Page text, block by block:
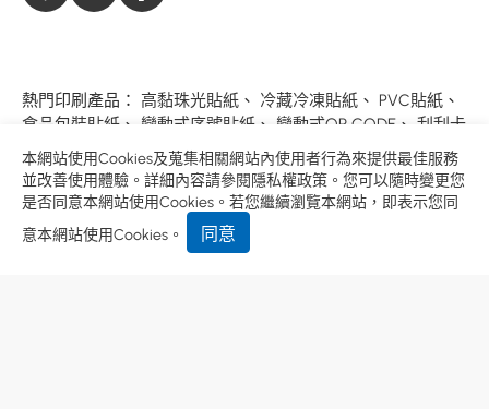
熱門印刷產品： 高黏珠光貼紙 、 冷藏冷凍貼紙 、 PVC貼紙 、
食品包裝貼紙 、 變動式序號貼紙 、 變動式QR CODE 、 刮刮卡
印刷小知識搶先看：AI 文字轉外框 、印刷出血、AI 圖片嵌入
使用條款
隱私權政策
Taiwan Products
Market Prospects
本網站使用Cookies及蒐集相關網站內使用者行為來提供最佳服務
並改善使用體驗。詳細內容請參閱 隱私權政策 。您可以隨時變更您
是否同意本網站使用Cookies。若您繼續瀏覽本網站，即表示您同
意本網站使用Cookies。
同意